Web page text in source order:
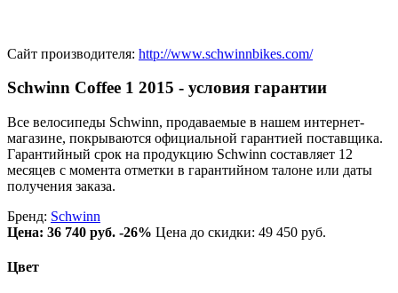
Сайт производителя: http://www.schwinnbikes.com/
Schwinn Coffee 1 2015 - условия гарантии
Все велосипеды Schwinn, продаваемые в нашем интернет-
магазине, покрываются официальной гарантией поставщика.
Гарантийный срок на продукцию Schwinn составляет 12
месяцев с момента отметки в гарантийном талоне или даты
получения заказа.
Бренд: Schwinn
Цена: 36 740 руб. -26% Цена до скидки: 49 450 руб.
Цвет